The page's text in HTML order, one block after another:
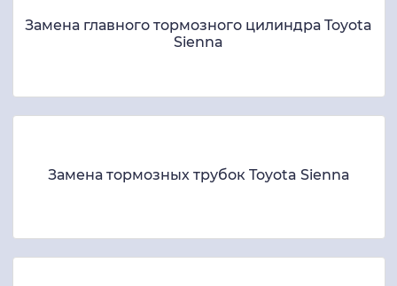
Замена главного тормозного цилиндра Toyota
Sienna
Замена тормозных трубок Toyota Sienna